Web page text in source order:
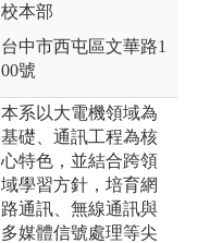
校本部
台中市西屯區文華路1
00號
本系以大電機領域為
基礎、通訊工程為核
心特色，並結合跨領
域學習方針，培育網
路通訊、無線通訊與
多媒體信號處理等尖